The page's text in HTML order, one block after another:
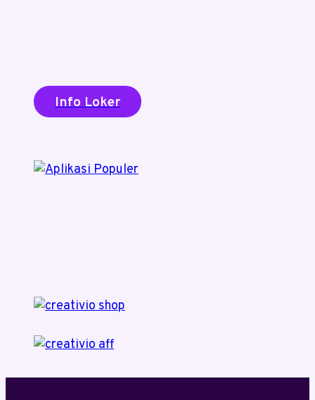
Info Loker